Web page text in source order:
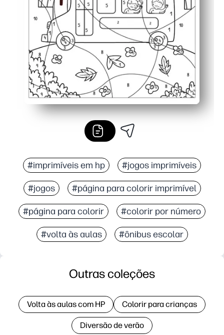
#imprimíveis em hp #jogos imprimíveis
#jogos #página para colorir imprimível
#página para colorir #colorir por número
#volta às aulas #ônibus escolar
Outras coleções
Volta às aulas com HP Colorir para crianças
Diversão de verão